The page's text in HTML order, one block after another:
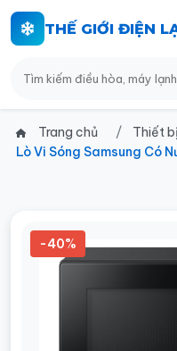
THẾ GIỚI ĐIỆN
Trang chủ
Thiết
Lò Vi Sóng Samsung Có
-40%